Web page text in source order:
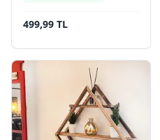
499,99 TL